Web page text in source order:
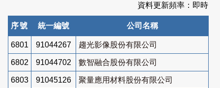
資料更新頻率：即時
序號 統一編號 公司名稱
6801 91044267 趨光影像股份有限公司
6802 91044702 數智融合股份有限公司
6803 91045126 聚量應用材料股份有限公司